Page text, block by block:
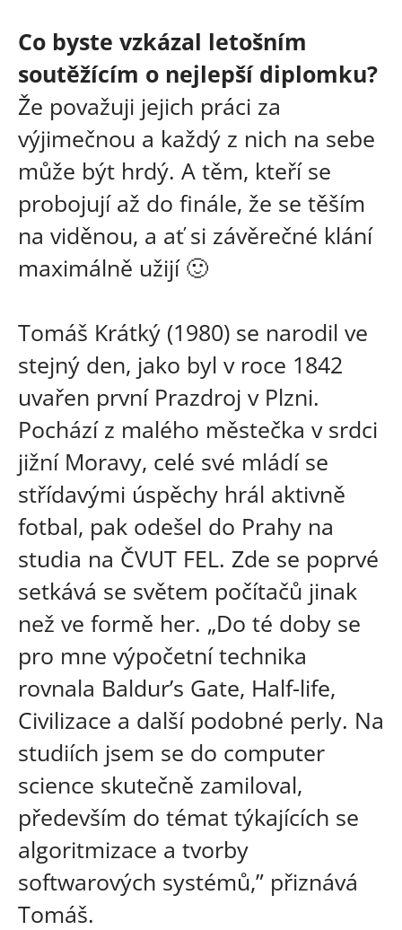
Co byste vzkázal letošním
soutěžícím o nejlepší diplomku?
Že považuji jejich práci za
výjimečnou a každý z nich na sebe
může být hrdý. A těm, kteří se
probojují až do finále, že se těším
na viděnou, a ať si závěrečné klání
maximálně užijí 🙂
Tomáš Krátký (1980) se narodil ve
stejný den, jako byl v roce 1842
uvařen první Prazdroj v Plzni.
Pochází z malého městečka v srdci
jižní Moravy, celé své mládí se
střídavými úspěchy hrál aktivně
fotbal, pak odešel do Prahy na
studia na ČVUT FEL. Zde se poprvé
setkává se světem počítačů jinak
než ve formě her. „Do té doby se
pro mne výpočetní technika
rovnala Baldur’s Gate, Half-life,
Civilizace a další podobné perly. Na
studiích jsem se do computer
science skutečně zamiloval,
především do témat týkajících se
algoritmizace a tvorby
softwarových systémů,” přiznává
Tomáš.